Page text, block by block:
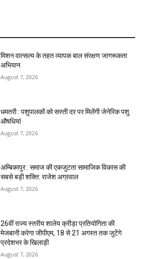
मिशन वात्सल्य के तहत व्यापक बाल संरक्षण जागरूकता
अभियान
August 7, 2026
धमतरी : पशुपालकों को सस्ती दर पर मिलेंगी जेनेरिक पशु
औषधियां
August 7, 2026
अम्बिकापुर : समाज की एकजुटता सामाजिक विकास की
सबसे बड़ी शक्ति: राजेश अग्रवाल
August 7, 2026
26वीं राज्य स्तरीय शालेय क्रीड़ा प्रतियोगिता की
मेजबानी करेगा जीपीएम, 18 से 21 अगस्त तक जुटेंगे
प्रदेशभर के खिलाड़ी
August 7, 2026